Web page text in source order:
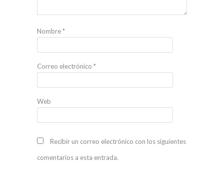
Nombre*
Correo electrónico *
Web
Recibir un correo electrónico con los siguientes
comentarios a esta entrada.